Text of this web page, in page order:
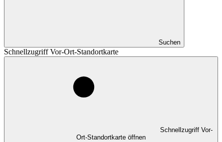
Suchen
Schnellzugriff Vor-Ort-Standortkarte
Schnellzugriff Vor-
Ort-Standortkarte öffnen